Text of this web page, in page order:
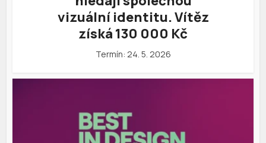
vizuální identitu. Vítěz
získá 130 000 Kč
Termín: 24. 5. 2026